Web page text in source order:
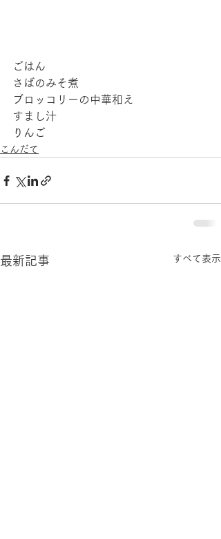
ごはん
さばのみそ煮
ブロッコリーの中華和え
すまし汁
りんご
こんだて
最新記事 すべて表示